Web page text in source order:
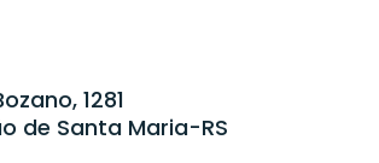
1281
de Santa Maria-RS